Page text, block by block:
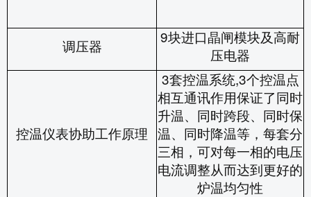
调压器 9块进口晶闸模块及高耐
压电器
控温仪表协助工作原理
3套控温系统,3个控温点
相互通讯作用保证了同时
升温、同时跨段、同时保
温、同时降温等，每套分
三相，可对每一相的电压
电流调整从而达到更好的
炉温均匀性